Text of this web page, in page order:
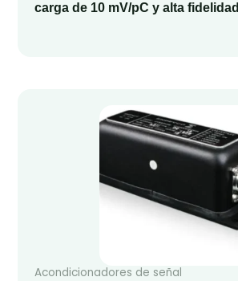
carga de 10 mV/pC y alta fidelidad
Acondicionadores de señal